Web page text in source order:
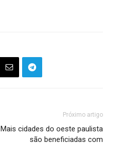
Próximo artigo
Mais cidades do oeste paulista
são beneficiadas com